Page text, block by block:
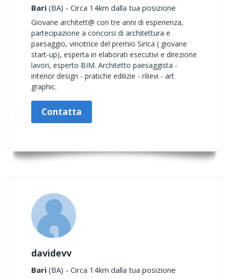
Bari (BA) - Circa 14km dalla tua posizione
Giovane architett@ con tre anni di esperienza,
partecipazione a concorsi di architettura e
paesaggio, vincitrice del premio Sirica ( giovane
start-up), esperta in elaborati esecutivi e direzione
lavori, esperto BIM. Architetto paesaggista -
interior design - pratiche edilizie - rilievi - art
graphic.
Contatta
davidevv
Bari (BA) - Circa 14km dalla tua posizione